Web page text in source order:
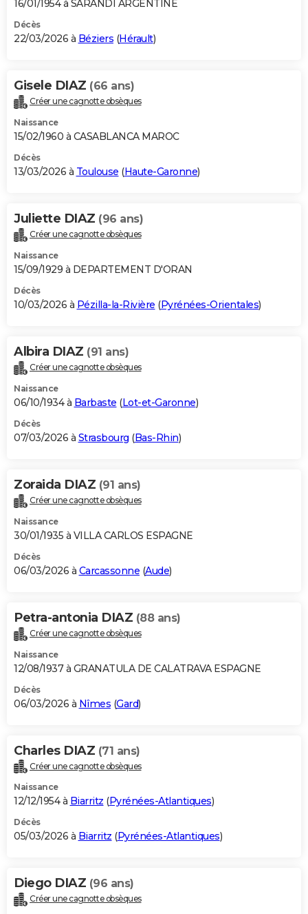
16/01/1954 à SARANDI ARGENTINE
Décès
22/03/2026 à Béziers (Hérault)
Gisele DIAZ (66 ans)
Créer une cagnotte obsèques
Naissance
15/02/1960 à CASABLANCA MAROC
Décès
13/03/2026 à Toulouse (Haute-Garonne)
Juliette DIAZ (96 ans)
Créer une cagnotte obsèques
Naissance
15/09/1929 à DEPARTEMENT D'ORAN
Décès
10/03/2026 à Pézilla-la-Rivière (Pyrénées-Orientales)
Albira DIAZ (91 ans)
Créer une cagnotte obsèques
Naissance
06/10/1934 à Barbaste (Lot-et-Garonne)
Décès
07/03/2026 à Strasbourg (Bas-Rhin)
Zoraida DIAZ (91 ans)
Créer une cagnotte obsèques
Naissance
30/01/1935 à VILLA CARLOS ESPAGNE
Décès
06/03/2026 à Carcassonne (Aude)
Petra-antonia DIAZ (88 ans)
Créer une cagnotte obsèques
Naissance
12/08/1937 à GRANATULA DE CALATRAVA ESPAGNE
Décès
06/03/2026 à Nîmes (Gard)
Charles DIAZ (71 ans)
Créer une cagnotte obsèques
Naissance
12/12/1954 à Biarritz (Pyrénées-Atlantiques)
Décès
05/03/2026 à Biarritz (Pyrénées-Atlantiques)
Diego DIAZ (96 ans)
Créer une cagnotte obsèques